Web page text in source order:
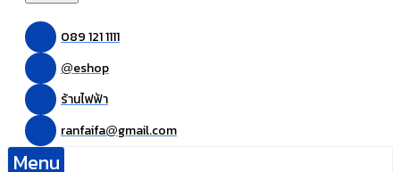
089 121 1111
@eshop
ร้านไฟฟ้า
ranfaifa@gmail.com
Menu